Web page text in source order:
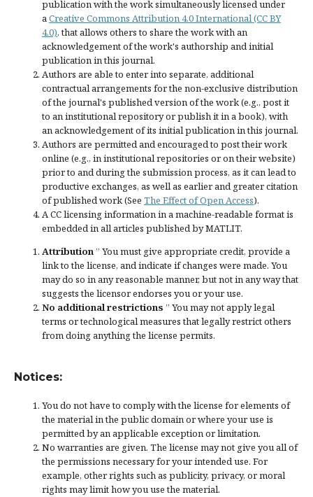
publication with the work simultaneously licensed under
aCreative Commons Attribution 4.0 International (CC BY
4.0), that allows others to share the work with an
acknowledgement of the work's authorship and initial
publication in this journal.
Authors are able to enter into separate, additional
contractual arrangements for the non-exclusive distribution
of the journal's published version of the work (e.g., post it
to an institutional repository or publish it in a book), with
an acknowledgement of its initial publication in this journal.
Authors are permitted and encouraged to post their work
online (e.g., in institutional repositories or on their website)
prior to and during the submission process, as it can lead to
productive exchanges, as well as earlier and greater citation
of published work (See The Effect of Open Access).
A CC licensing information in a machine-readable format is
embedded in all articles published by MATLIT.
Attribution” You must give appropriate credit, provide a
link to the license, andindicate if changes were made. You
may do so in any reasonable manner, but not in any way that
suggests the licensor endorses you or your use.
No additional restrictions ” You may not apply legal
terms ortechnological measuresthat legally restrict others
from doing anything the license permits.
Notices:
You do not have to comply with the license for elements of
the material in the public domain or where your use is
permitted by an applicable exception or limitation.
No warranties are given. The license may not give you all of
the permissions necessary for your intended use. For
example, other rights such as publicity, privacy, or moral
rights may limit how you use the material.